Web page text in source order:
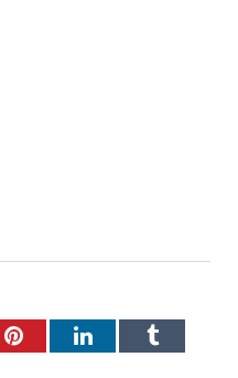
PinterestLinkedInTumblr